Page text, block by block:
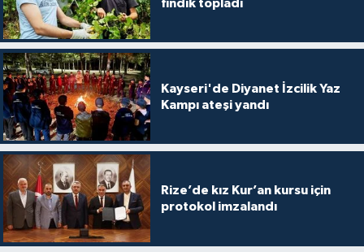
fındık topladı
Kayseri'de Diyanet İzcilik Yaz
Kampı ateşi yandı
Rize’de kız Kur’an kursu için
protokol imzalandı
Yalova Müftülüğü
Yozgat Müftülüğü
Zonguldak Müftülüğü